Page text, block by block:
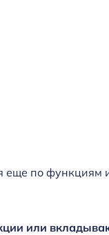
еще по функциям
или